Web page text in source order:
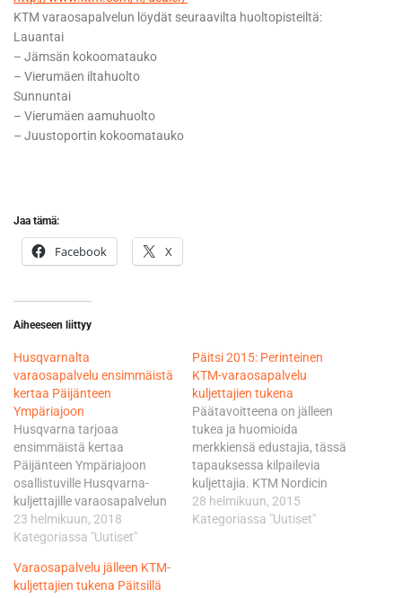
KTM varaosapalvelun löydät seuraavilta huoltopisteiltä:
Lauantai
– Jämsän kokoomatauko
– Vierumäen iltahuolto
Sunnuntai
– Vierumäen aamuhuolto
– Juustoportin kokoomatauko
Jaa tämä:
Facebook X
Aiheeseen liittyy
Husqvarnalta
varaosapalvelu ensimmäistä
kertaa Päijänteen
Ympäriajoon
Husqvarna tarjoaa
ensimmäistä kertaa
Päijänteen Ympäriajoon
osallistuville Husqvarna-
kuljettajille varaosapalvelun
tukeakseen merkin kuljettajia
suuressa suomalaisessa
lisäksi Husqvarnan teltalta
saa teknistä tukea kilpailun
23 helmikuun, 2018
Kategoriassa "Uutiset"
Päitsi 2015: Perinteinen
KTM-varaosapalvelu
kuljettajien tukena
Päätavoitteena on jälleen
tukea ja huomioida
merkkiensä edustajia, tässä
tapauksessa kilpailevia
kuljettajia. KTM Nordicin
huolto- ja varaosarekka
kiertää päähuollot kilpailun
28 helmikuun, 2015
Kategoriassa "Uutiset"
Varaosapalvelu jälleen KTM-
kuljettajien tukena Päitsillä